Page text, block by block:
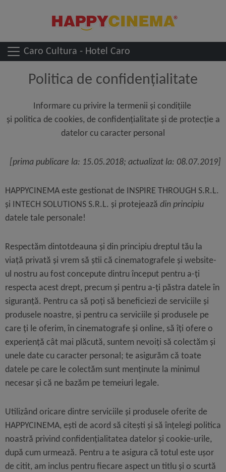
Caro Cultura - Hotel Caro
Politica de confidențialitate
Informare cu privire la termenii și condițiile
și politica de cookies, de confidențialitate și de protecție a
datelor cu caracter personal
[prima publicare la: 15.05.2018; actualizat la: 08.07.2019]
HAPPYCINEMA este gestionat de INSPIRE THROUGH S.R.L.
și INTECH SOLUTIONS S.R.L. și protejează din principiu
datele tale personale!
Respectăm dintotdeauna și din principiu dreptul tău la
viață privată și vrem să știi că cinematografele și website-
ul nostru au fost concepute dintru început pentru a-ți
respecta acest drept, precum și pentru a-ți păstra datele în
siguranță. Pentru ca să poți să beneficiezi de serviciile și
produsele noastre, și pentru ca serviciile și produsele pe
care ți le oferim, în cinematografe și online, să îți ofere o
experiență cât mai plăcută, suntem nevoiți să colectăm și
unele date cu caracter personal; te asigurăm că toate
datele pe care le colectăm sunt menținute la minimul
necesar și că ne bazăm pe temeiuri legale.
Utilizând oricare dintre serviciile și produsele oferite de
HAPPYCINEMA, ești de acord să citești și să înțelegi politica
noastră privind confidențialitatea datelor și cookie-urile,
după cum urmează. Pentru a te asigura că totul este ușor
de citit, am inclus pentru fiecare aspect un titlu și o scurtă